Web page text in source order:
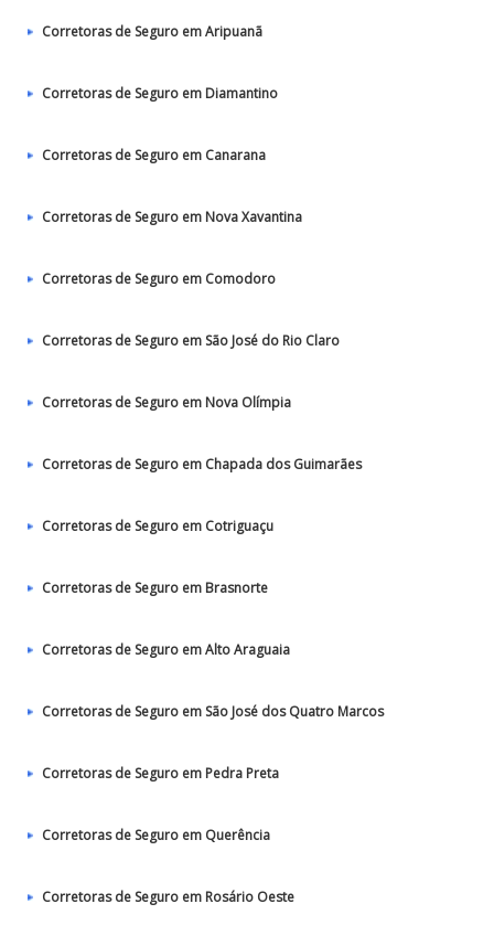
Corretoras de Seguro em Aripuanã
Corretoras de Seguro em Diamantino
Corretoras de Seguro em Canarana
Corretoras de Seguro em Nova Xavantina
Corretoras de Seguro em Comodoro
Corretoras de Seguro em São José do Rio Claro
Corretoras de Seguro em Nova Olímpia
Corretoras de Seguro em Chapada dos Guimarães
Corretoras de Seguro em Cotriguaçu
Corretoras de Seguro em Brasnorte
Corretoras de Seguro em Alto Araguaia
Corretoras de Seguro em São José dos Quatro Marcos
Corretoras de Seguro em Pedra Preta
Corretoras de Seguro em Querência
Corretoras de Seguro em Rosário Oeste